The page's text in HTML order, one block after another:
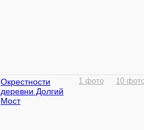
Окрестности
деревни Долгий
Мост
1 фото 10